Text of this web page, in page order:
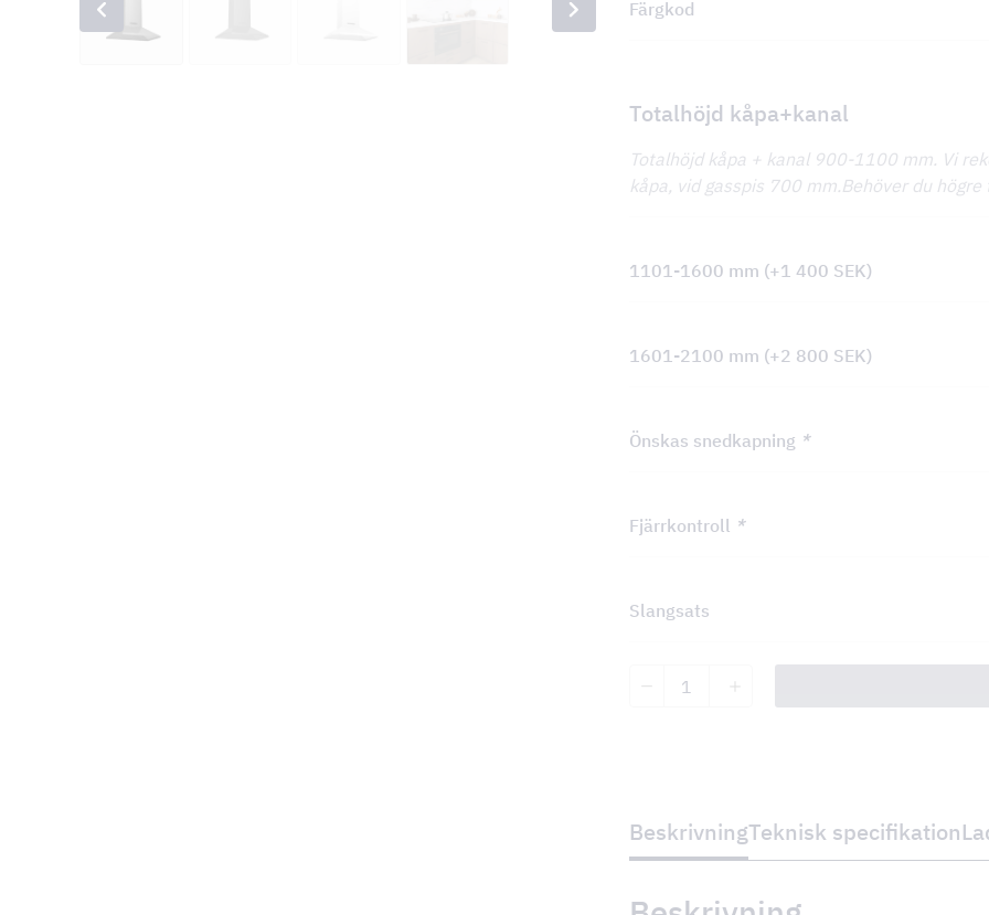
Färgkod
Totalhöjd kåpa+kanal
Totalhöjd kåpa + kanal 900-1100 mm. Vi
kåpa, vid gasspis 700 mm.Behöver du
1101-1600 mm (+1 400 SEK)
1601-2100 mm (+2 800 SEK)
Önskas snedkapning *
Fjärrkontroll *
Slangsats
BeskrivningTeknisk specifikation